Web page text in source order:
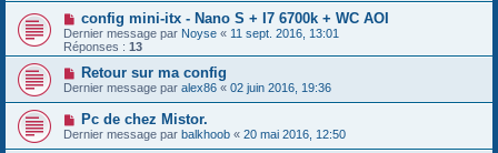
config mini-itx - Nano S + I7 6700k + WC AOI
Dernier message par Noyse « 11 sept. 2016, 13:01
Réponses : 13
Retour sur ma config
Dernier message par alex86 « 02 juin 2016, 19:36
Pc de chez Mistor.
Dernier message par balkhoob « 20 mai 2016, 12:50